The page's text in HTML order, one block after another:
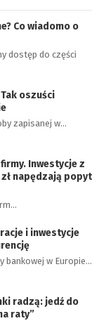
Co wiadomo o
dostęp do części
oszuści
zapisanej w…
Inwestycje z
napędzają popyt
i inwestycje
bankowej w Europie…
radzą: jedź do
raty”